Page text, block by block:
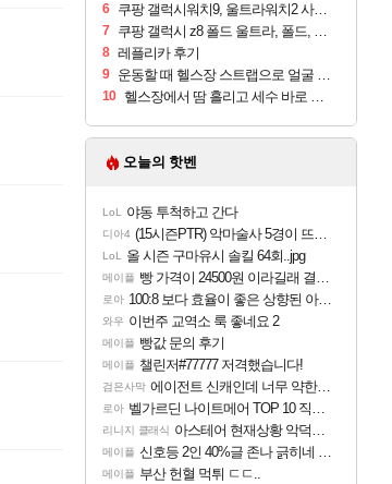
6 쿠팡 갤럭시워치9, 울트라워치2 사전구매 혜택 받아보세요
7 쿠팡 갤럭시 z8 폴드 울트라, 폴드, 플립 사전예약
8 레플리카 후기
9 운동할 때 헬스장 스트랩으로 얼굴 만졌다가 볼 뒤집어짐
10 헬스장에서 땀 흘리고 세수 바로 안 하면 트러블 나냐?
오늘의 핫벤
LoL 야동 투척하고 간다
디아4 (15시즌PTR) 악마술사 5경이 뜨네요
LoL 올 시즌 구마유시 솔킬 64회..jpg
메이플 빵 가격이 24500원 이라길래 결제 취소하고 나왔다
로아 100:8 보다 효율이 좋은 상향된 아제나 ㄷㄷ
와우 이번주 교역소 룩 좋네요 2
메이플 빵값 문의 후기
메이플 챌린저#77777 저격했습니다!
검은사막 에이전트 신캐인데 너무 약한거 아님?
로아 벨가르딘 나이트메어 TOP 10 직업별 분포
리니지 클래식 아스테어 현재상황 악덕작업장몰락
메이플 신호등 2인 40%글 존나 긁히네 씨발
메이플 부산 헌혈 먹튀 ㄷㄷ..